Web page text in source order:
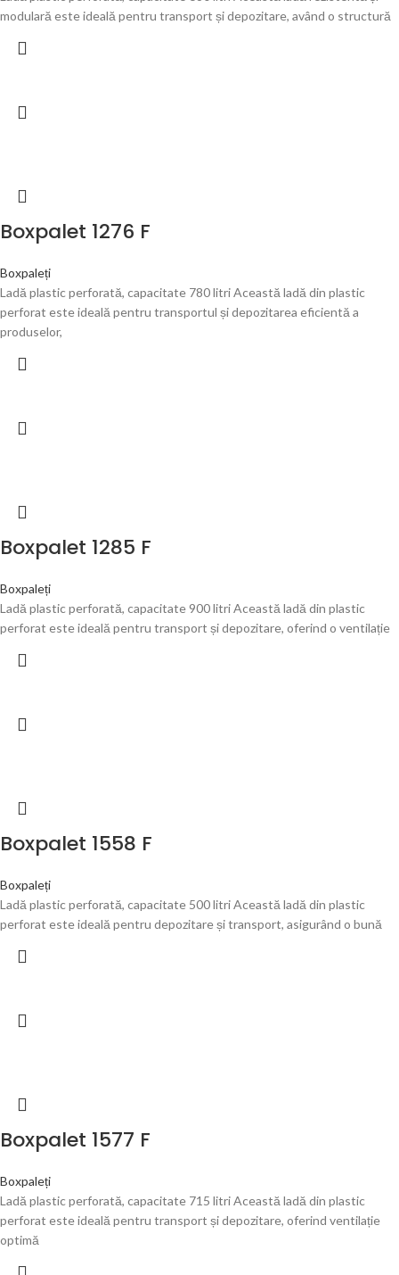
modulară este ideală pentru transport și depozitare, având o structură
Boxpalet 1276 F
Boxpaleți
Ladă plastic perforată, capacitate 780 litri Această ladă din plastic
perforat este ideală pentru transportul și depozitarea eficientă a
produselor,
Boxpalet 1285 F
Boxpaleți
Ladă plastic perforată, capacitate 900 litri Această ladă din plastic
perforat este ideală pentru transport și depozitare, oferind o ventilație
Boxpalet 1558 F
Boxpaleți
Ladă plastic perforată, capacitate 500 litri Această ladă din plastic
perforat este ideală pentru depozitare și transport, asigurând o bună
Boxpalet 1577 F
Boxpaleți
Ladă plastic perforată, capacitate 715 litri Această ladă din plastic
perforat este ideală pentru transport și depozitare, oferind ventilație
optimă